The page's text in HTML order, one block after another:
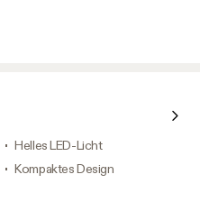
Helles LED-Licht
Kompaktes Design